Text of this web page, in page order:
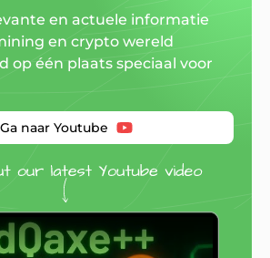
en actuele informatie
en crypto wereld
op één plaats speciaal voor
Ga naar Youtube